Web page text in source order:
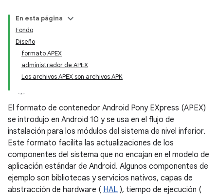
En esta página
Fondo
Diseño
formato APEX
administrador de APEX
Los archivos APEX son archivos APK
El formato de contenedor Android Pony EXpress (APEX)
se introdujo en Android 10 y se usa en el flujo de
instalación para los módulos del sistema de nivel inferior.
Este formato facilita las actualizaciones de los
componentes del sistema que no encajan en el modelo de
aplicación estándar de Android. Algunos componentes de
ejemplo son bibliotecas y servicios nativos, capas de
abstracción de hardware ( HAL ), tiempo de ejecución (